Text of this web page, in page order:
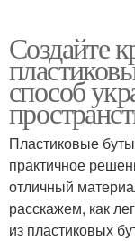
Создайте
способ
Пластиковые
практичное
отличный
расскажем, как
из пластиковых